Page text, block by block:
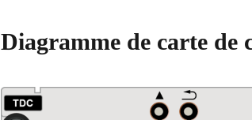
Diagramme de carte de